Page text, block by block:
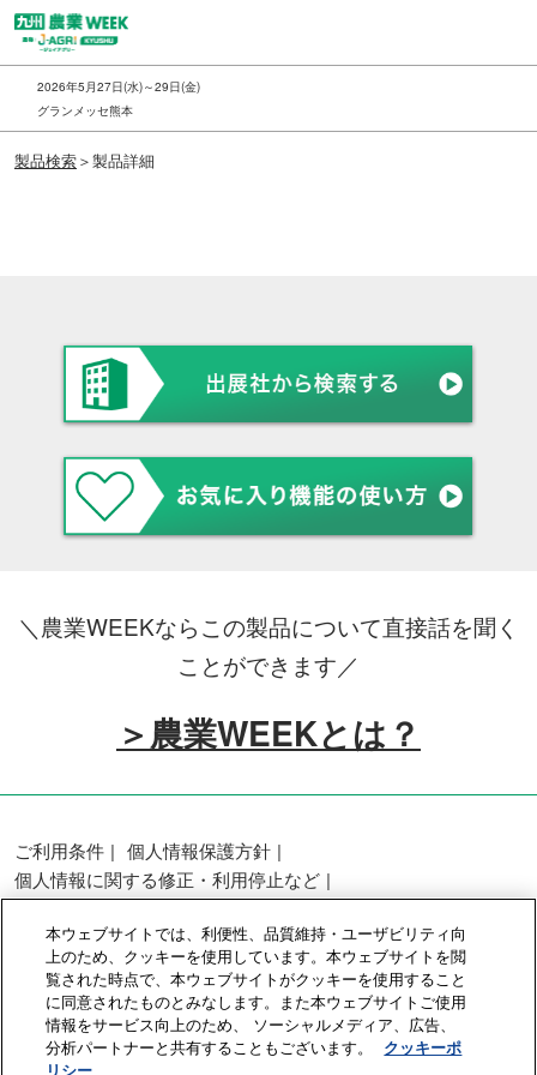
ス
キ
ッ
し
て
2026年5月27日(水)～29日(金)
グランメッセ熊本
製品検索＞製品詳細
＼農業WEEKならこの製品について直接話を聞く
ことができます／
＞農業WEEKとは？
ご利用条件
個人情報保護方針
個人情報に関する修正・利用停止など
展示会・セミナー参加ポリシー
カスタマーハラスメントに対する基本方針
クッキーポリシー
クッキーの設定
Copyright © RX Japan GK
本ウェブサイトでは、利便性、品質維持・ユーザビリティ向
上のため、クッキーを使用しています。本ウェブサイトを閲
覧された時点で、本ウェブサイトがクッキーを使用すること
に同意されたものとみなします。また本ウェブサイトご使用
情報をサービス向上のため、 ソーシャルメディア、広告、
分析パートナーと共有することもございます。
クッキーポ
リシー